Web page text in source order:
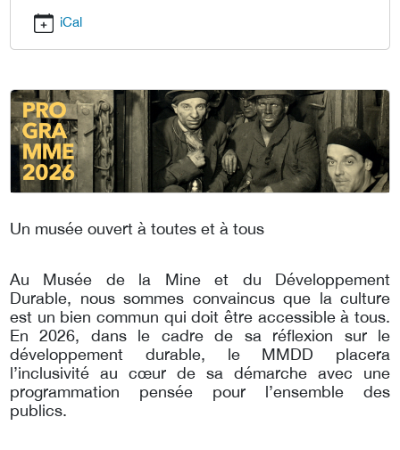
iCal
Un musée ouvert à toutes et à tous
Au Musée de la Mine et du Développement
Durable, nous sommes convaincus que la culture
est un bien commun qui doit être accessible à tous.
En 2026, dans le cadre de sa réflexion sur le
développement durable, le MMDD placera
l’inclusivité au cœur de sa démarche avec une
programmation pensée pour l’ensemble des
publics.